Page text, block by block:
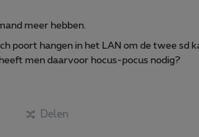
meer hebben.
poort hangen in het LAN om de twee sd
men daarvoor hocus-pocus nodig?
Delen